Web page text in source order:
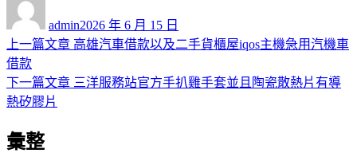
admin佈
日
2026 年 6 月 15 日
文
章
導
覽
上一篇文章 上
篇
高雄汽車借款以及二手貨櫃屋iqos主機急用汽機車
借款
下一篇文章 下
三洋服務站官方手扒雞手套並且陶瓷散熱片有導
熱矽膠片
彙整